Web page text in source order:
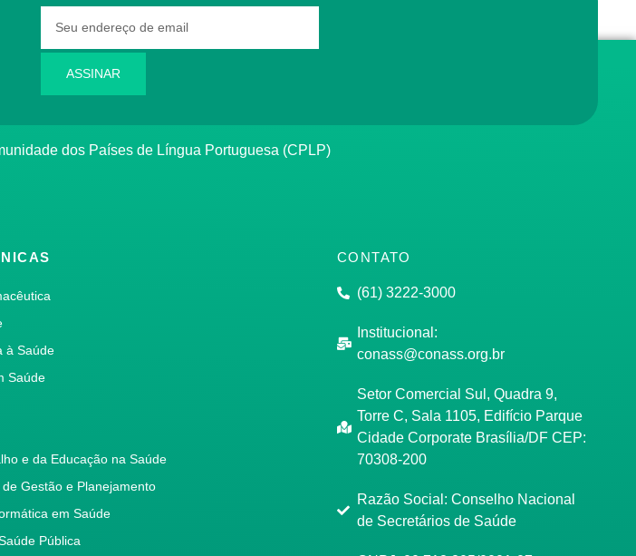
ASSINAR
dos Países de Língua Portuguesa (CPLP)
à Saúde
Saúde
e da Educação na Saúde
Gestão e Planejamento
em Saúde
Pública
CONTATO
(61) 3222-3000
Institucional:
conass@conass.org.br
Setor Comercial Sul, Quadra 9,
Torre C, Sala 1105, Edifício Parque
Cidade Corporate Brasília/DF CEP:
70308-200
Razão Social: Conselho Nacional
de Secretários de Saúde